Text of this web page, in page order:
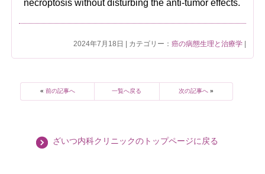
necroptosis without disturbing the anti-tumor effects.
2024年7月18日 | カテゴリー： 癌の病態生理と治療学|
« 前の記事へ 一覧へ戻る 次の記事へ»
ざいつ内科クリニックのトップページに戻る